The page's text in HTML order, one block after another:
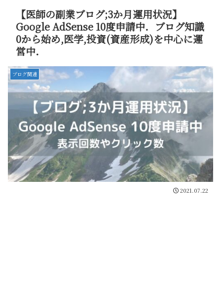
【医師の副業ブログ;3か月運用状況】
Google AdSense 10度申請中．ブログ知識
0から始め,医学,投資(資産形成)を中心に運
営中．
ブログ関連
2021.07.22